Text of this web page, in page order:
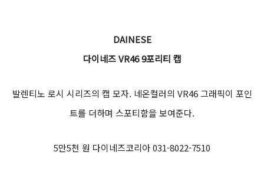
DAINESE
다이네즈 VR46 9포리티 캡
발렌티노 로시 시리즈의 캡 모자. 네온컬러의 VR46 그래픽이 포인
트를 더하며 스포티함을 보여준다.
5만5천 원 다이네즈코리아 031-8022-7510